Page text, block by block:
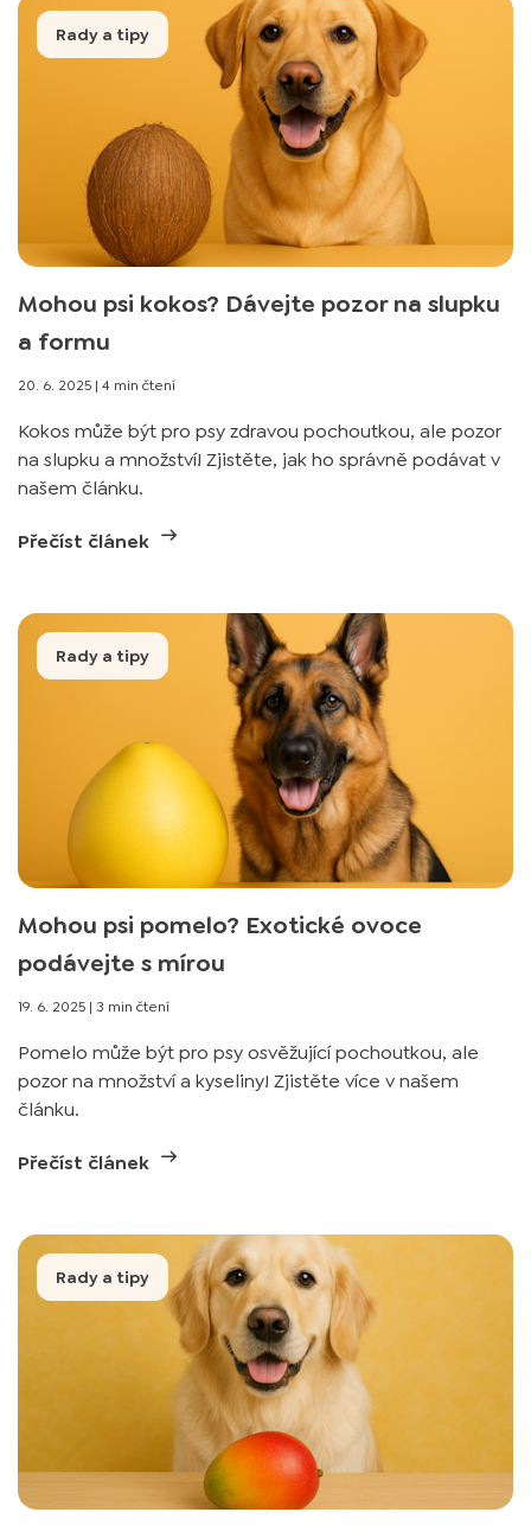
Rady a tipy
Mohou psi kokos? Dávejte pozor na slupku
a formu
20. 6. 2025 | 4 min čtení
Kokos může být pro psy zdravou pochoutkou, ale pozor
na slupku a množství! Zjistěte, jak ho správně podávat v
našem článku.
Přečíst článek
Rady a tipy
Mohou psi pomelo? Exotické ovoce
podávejte s mírou
19. 6. 2025 | 3 min čtení
Pomelo může být pro psy osvěžující pochoutkou, ale
pozor na množství a kyseliny! Zjistěte více v našem
článku.
Přečíst článek
Rady a tipy